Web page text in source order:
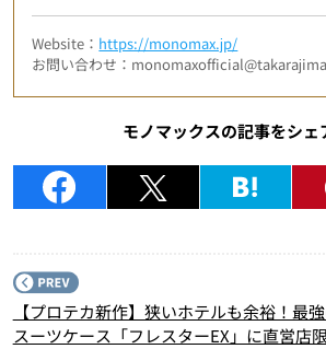
Website： https://monomax.jp/
お問い合わせ：
モノマックスの記事をシェ
【プロテカ新作】狭いホテルも余裕！最
スーツケース「フレスターEX」に直営店